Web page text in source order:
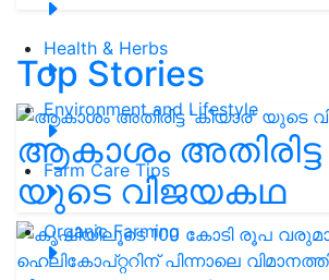
Health & Herbs
Environment and Lifestyle
Farm Care Tips
Organic Farming
Top Stories
ആകാശം അതിരിട്ട
യുടെ വിജയകഥ